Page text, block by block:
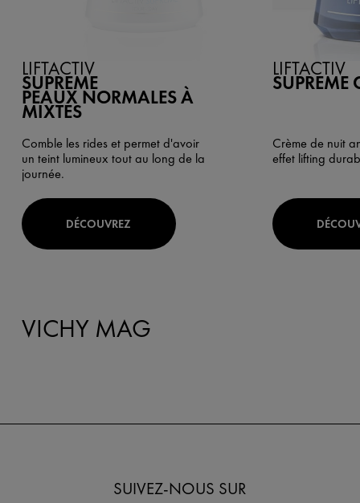
LIFTACTIV
SUPREME
PEAUX NORMALES À
MIXTES
Comble les rides et permet d'avoir
un teint lumineux tout au long de la
journée.
DÉCOUVREZ
LIFTACTIV
SUPREME
Crème de nuit
effet lifting
VICHY MAG
SUIVEZ-NOUS SUR